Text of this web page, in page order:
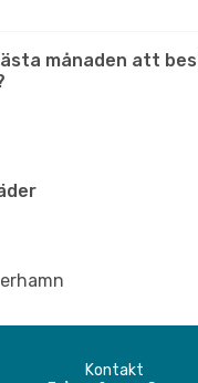
månaden att
Kontakt